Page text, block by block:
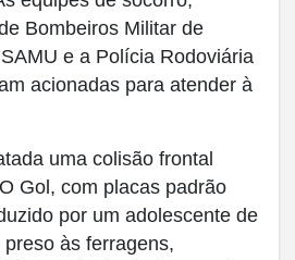
Bombeiros Militar de
e a Polícia Rodoviária
acionadas para atender à
uma colisão frontal
Gol, com placas padrão
por um adolescente de
às ferragens,